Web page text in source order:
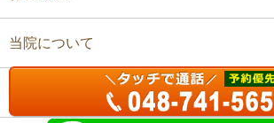
当院について